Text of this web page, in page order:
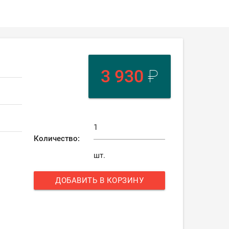
3 930 ₽
Количество:
шт.
ДОБАВИТЬ В КОРЗИНУ